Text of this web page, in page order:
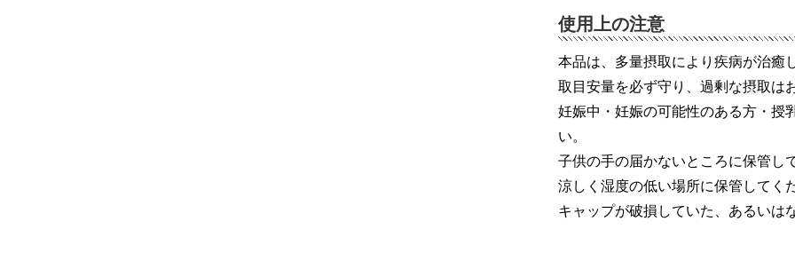
使用上の注意
本品は、多量摂取により疾病が治癒
取目安量を必ず守り、過剰な摂取は
妊娠中・妊娠の可能性のある方・授
い。
子供の手の届かないところに保管し
涼しく湿度の低い場所に保管してく
キャップが破損していた、あるいは